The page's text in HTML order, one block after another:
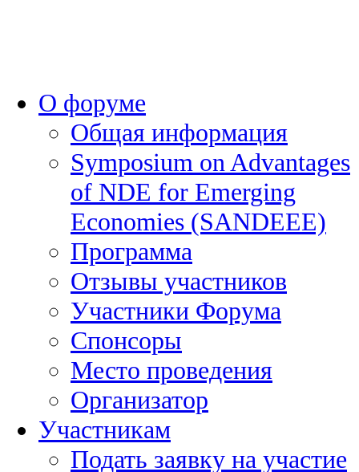
О форуме
Общая информация
Symposium on Advantages
of NDE for Emerging
Economies (SANDEEE)
Программа
Отзывы участников
Участники Форума
Спонсоры
Место проведения
Организатор
Участникам
Подать заявку на участие